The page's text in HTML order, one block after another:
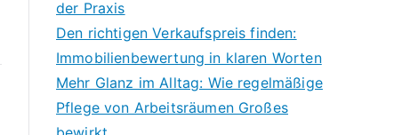
der Praxis
Den richtigen Verkaufspreis finden:
Immobilienbewertung in klaren Worten
Mehr Glanz im Alltag: Wie regelmäßige
Pflege von Arbeitsräumen Großes